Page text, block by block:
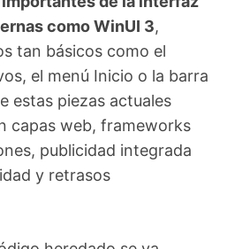
como WinUI 3,
tan básicos como el
el menú Inicio o la barra
estas piezas actuales
capas web, frameworks
publicidad integrada
y retrasos